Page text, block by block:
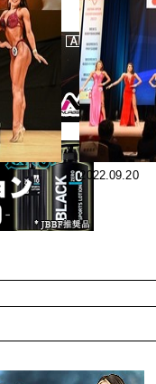
2023.09.15
2022.09.20